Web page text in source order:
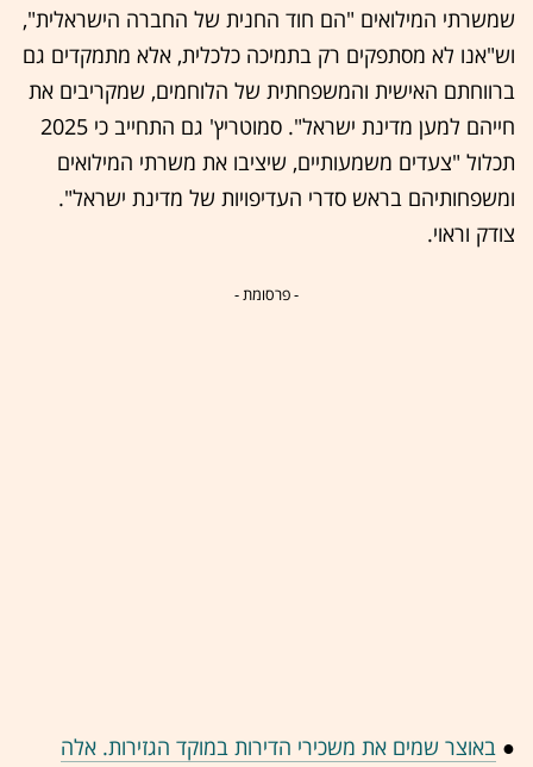
שמשרתי המילואים "הם חוד החנית של החברה הישראלית",
וש"אנו לא מסתפקים רק בתמיכה כלכלית, אלא מתמקדים גם
ברווחתם האישית והמשפחתית של הלוחמים, שמקריבים את
חייהם למען מדינת ישראל". סמוטריץ' גם התחייב כי 2025
תכלול "צעדים משמעותיים, שיציבו את משרתי המילואים
ומשפחותיהם בראש סדרי העדיפויות של מדינת ישראל".
צודק וראוי.
- פרסומת -
● באוצר שמים את משכירי הדירות במוקד הגזירות. אלה